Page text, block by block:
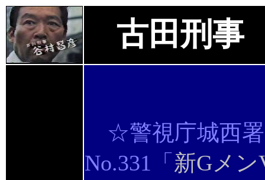
古田刑事
☆警視庁城西署
No.331「 新Gメ